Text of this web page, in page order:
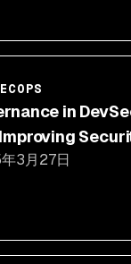
in
3月27日